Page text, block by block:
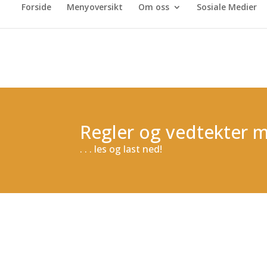
Forside Menyoversikt Om oss Sosiale Medier
Regler og vedtekter
. . . les og last ned!